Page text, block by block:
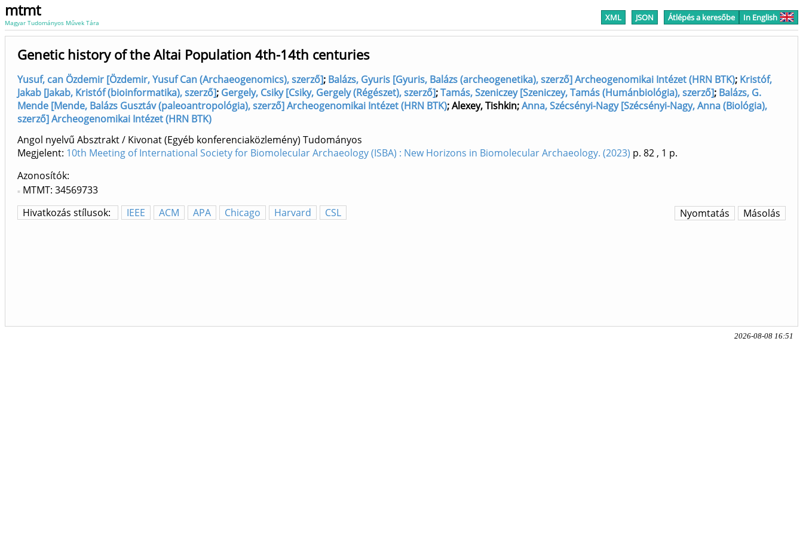
mtmt
Magyar Tudományos Művek Tára XML JSON Átlépés a keresőbe In English
Genetic history of the Altai Population 4th-14th centuries
Yusuf, can Özdemir [Özdemir, Yusuf Can (Archaeogenomics), szerző]; Balázs, Gyuris [Gyuris, Balázs (archeogenetika), szerző] Archeogenomikai Intézet (HRN BTK); Kristóf,
Jakab [Jakab, Kristóf (bioinformatika), szerző]; Gergely, Csiky [Csiky, Gergely (Régészet), szerző];Tamás, Szeniczey [Szeniczey, Tamás (Humánbiológia), szerző]; Balázs, G.
Mende [Mende, Balázs Gusztáv (paleoantropológia), szerző] Archeogenomikai Intézet (HRN BTK);Alexey, Tishkin;Anna, Szécsényi-Nagy [Szécsényi-Nagy, Anna (Biológia),
szerző] Archeogenomikai Intézet (HRN BTK)
Angol nyelvű Absztrakt / Kivonat (Egyéb konferenciaközlemény) Tudományos
Megjelent: 10th Meeting of International Society for Biomolecular Archaeology (ISBA) : New Horizons in Biomolecular Archaeology. (2023) p. 82 , 1 p.
Azonosítók
MTMT: 34569733
Hivatkozás stílusok:
IEEE ACM APA Chicago Harvard CSL Másolás
Nyomtatás
2026-08-08 16:51